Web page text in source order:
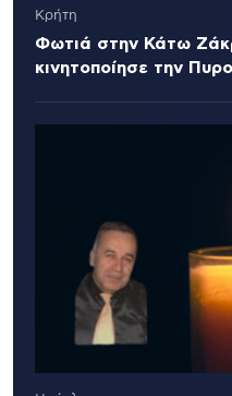
Κρήτη
Φωτιά στην Κάτω
κινητοποίησε την